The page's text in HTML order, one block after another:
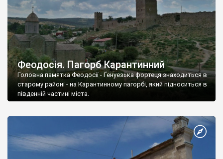
Феодосія. Пагорб Карантинний
Головна памятка Феодосії - Генуезька фортеця знаходиться в
старому районі - на Карантинному пагорбі, який підноситься в
південній частині міста.